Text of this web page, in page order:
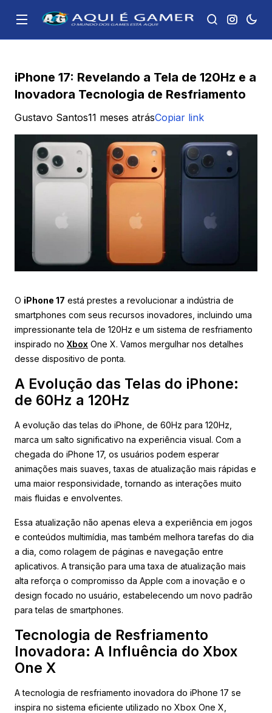
iPhone 17: Revelando a Tela de 120Hz e a
Inovadora Tecnologia de Resfriamento
Gustavo Santos11 meses atrásCopiar link
O iPhone 17 está prestes a revolucionar a indústria de
smartphones com seus recursos inovadores, incluindo uma
impressionante tela de 120Hz e um sistema de resfriamento
inspirado no Xbox One X. Vamos mergulhar nos detalhes
desse dispositivo de ponta.
A Evolução das Telas do iPhone:
de 60Hz a 120Hz
A evolução das telas do iPhone, de 60Hz para 120Hz,
marca um salto significativo na experiência visual. Com a
chegada do iPhone 17, os usuários podem esperar
animações mais suaves, taxas de atualização mais rápidas e
uma maior responsividade, tornando as interações muito
mais fluidas e envolventes.
Essa atualização não apenas eleva a experiência em jogos
e conteúdos multimídia, mas também melhora tarefas do dia
a dia, como rolagem de páginas e navegação entre
aplicativos. A transição para uma taxa de atualização mais
alta reforça o compromisso da Apple com a inovação e o
design focado no usuário, estabelecendo um novo padrão
para telas de smartphones.
Tecnologia de Resfriamento
Inovadora: A Influência do Xbox
One X
A tecnologia de resfriamento inovadora do iPhone 17 se
inspira no sistema eficiente utilizado no Xbox One X,